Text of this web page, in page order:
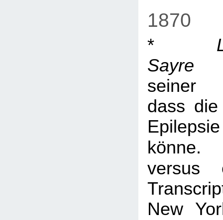
1870
*
Sayre
seiner
dass die
versus
New